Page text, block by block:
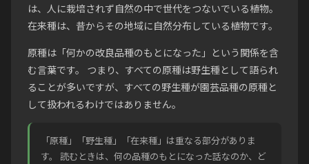
は、人に栽培されず自然の中で世代をつないでいる植物。
在来種は、昔からその地域に自然分布している植物です。
原種は「何かの改良品種のもとになった」という関係を含
む言葉です。 つまり、すべての原種は野生種として語られ
ることが多いですが、すべての野生種が園芸品種の原種と
して扱われるわけではありません。
「原種」「野生種」「在来種」は重なる部分がありま
す。 読むときは、何の品種のもとになった話なのか、ど